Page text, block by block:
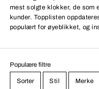
mest solgte klokker, de som
kunder. Topplisten
populært for øyeblikket, og
klokketrenden. Se
når du skal velge din unike
populære og mest solgte
Populære filtre
Sorter Stil Merke